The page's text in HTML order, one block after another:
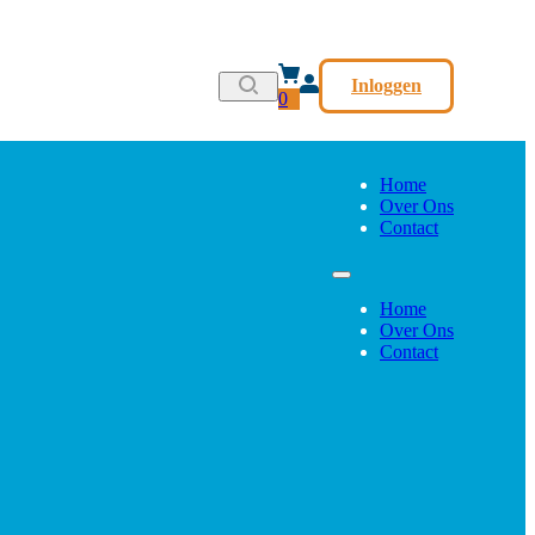
0
Inloggen
Home
Over Ons
Contact
Home
Over Ons
Contact